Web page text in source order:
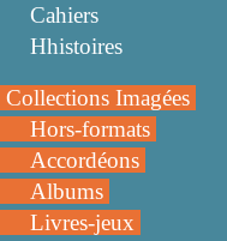
Cahiers
Hhistoires
Collections Imagées
Hors-formats
Accordéons
Albums
Livres-jeux